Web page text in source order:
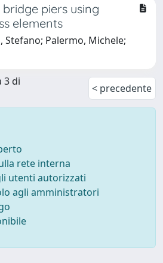
piers using
elements
Stefano; Palermo, Michele;
3 di
< precedente
rete interna
utenti autorizzati
agli amministratori